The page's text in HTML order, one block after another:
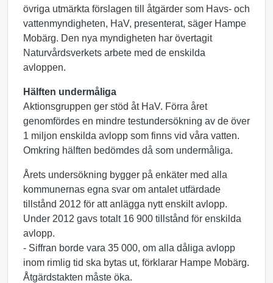
övriga utmärkta förslagen till åtgärder som Havs- och
vattenmyndigheten, HaV, presenterat, säger Hampe
Mobärg. Den nya myndigheten har övertagit
Naturvårdsverkets arbete med de enskilda
avloppen.
Hälften undermåliga
Aktionsgruppen ger stöd åt HaV. Förra året
genomfördes en mindre testundersökning av de över
1 miljon enskilda avlopp som finns vid våra vatten.
Omkring hälften bedömdes då som undermåliga.
Årets undersökning bygger på enkäter med alla
kommunernas egna svar om antalet utfärdade
tillstånd 2012 för att anlägga nytt enskilt avlopp.
Under 2012 gavs totalt 16 900 tillstånd för enskilda
avlopp.
- Siffran borde vara 35 000, om alla dåliga avlopp
inom rimlig tid ska bytas ut, förklarar Hampe Mobärg.
Åtgärdstakten måste öka.